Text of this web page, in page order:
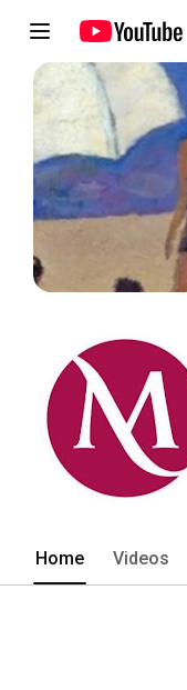
Home Videos